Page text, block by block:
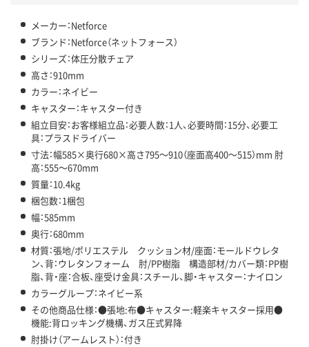
メーカー：Netforce
ブランド：Netforce（ネットフォース）
シリーズ：体圧分散チェア
高さ：910mm
カラー：ネイビー
キャスター：キャスター付き
組立目安：お客様組立品：必要人数：1人、必要時間：15分、必要工
具：プラスドライバー
寸法：幅585×奥行680×高さ795～910（座面高400～515）mm 肘
高：555～670mm
質量：10.4kg
梱包数：1梱包
幅：585mm
奥行：680mm
材質：張地/ポリエステル クッション材/座面：モールドウレタ
ン、背：ウレタンフォーム 肘/PP樹脂 構造部材/カバー類：PP樹
脂、背・座：合板、座受け金具：スチール、脚・キャスター：ナイロン
カラーグループ：ネイビー系
その他商品仕様：●張地:布●キャスター:軽楽キャスター採用●
機能:背ロッキング機構、ガス圧式昇降
肘掛け（アームレスト）：付き